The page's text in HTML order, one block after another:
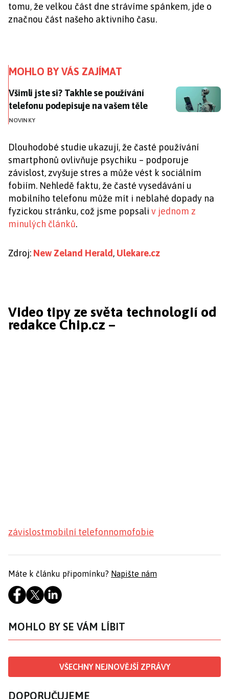
tomu, že velkou část dne strávíme spánkem, jde o
značnou část našeho aktivního času.
MOHLO BY VÁS ZAJÍMAT
Všimli jste si? Takhle se používání telefonu
Všimli jste si? Takhle se používání
telefonu podepisuje na vašem těle
NOVINKY
Dlouhodobé studie ukazují, že časté používání
smartphonů ovlivňuje psychiku – podporuje
závislost, zvyšuje stres a může vést k sociálním
fobiím. Nehledě faktu, že časté vysedávání u
mobilního telefonu může mít i neblahé dopady na
fyzickou stránku, což jsme popsali v jednom z
minulých článků.
Zdroj: New Zeland Herald, Ulekare.cz
Video tipy ze světa technologií od
redakce Chip.cz –
závislostmobilní telefonnomofobie
Máte k článku připomínku? Napište nám
MOHLO BY SE VÁM LÍBIT
VŠECHNY NEJNOVĚJŠÍ ZPRÁVY
DOPORUČUJEME